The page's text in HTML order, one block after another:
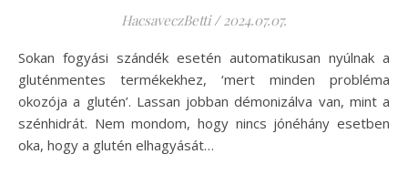
HacsaveczBetti / 2024.07.07.
Sokan fogyási szándék esetén automatikusan nyúlnak a
gluténmentes termékekhez, ‘mert minden probléma
okozója a glutén’. Lassan jobban démonizálva van, mint a
szénhidrát. Nem mondom, hogy nincs jónéhány esetben
oka, hogy a glutén elhagyását…